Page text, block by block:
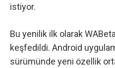
istiyor.
Bu yenilik ilk olarak
keşfedildi. Android
sürümünde yeni özellik